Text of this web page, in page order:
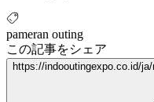
pameran outing
この記事をシェア
https://indooutingexpo.co.id/